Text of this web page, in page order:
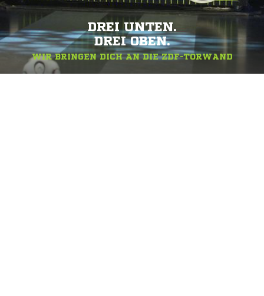
DREI UNTEN.
DREI OBEN.
WIR BRINGEN DICH AN DIE ZDF-TORWAND